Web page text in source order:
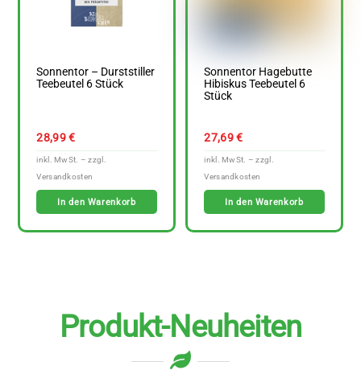
Sonnentor – Durststiller
Teebeutel 6 Stück
28,99€
In den Warenkorb
Sonnentor Hagebutte
Hibiskus Teebeutel 6
Stück
27,69€
In den Warenkorb
Produkt-Neuheiten